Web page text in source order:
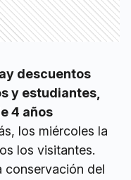
descuentos
y estudiantes,
4 años
los miércoles la
los visitantes.
conservación del